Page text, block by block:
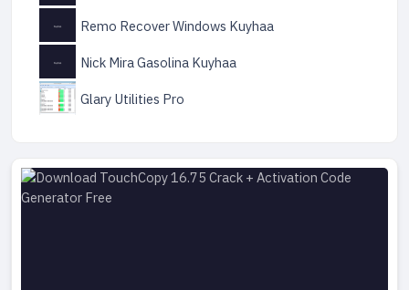
Remo Recover Windows Kuyhaa
Nick Mira Gasolina Kuyhaa
Glary Utilities Pro